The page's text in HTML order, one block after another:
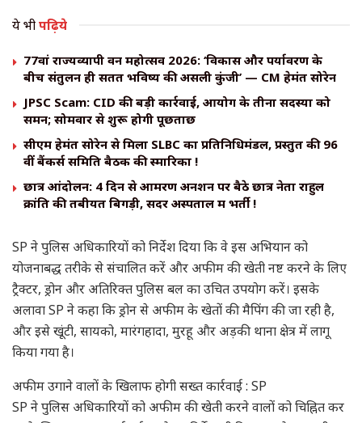
ये भीपढ़िये
77वां राज्यव्यापी वन महोत्सव 2026: ‘विकास और पर्यावरण के
बीच संतुलन ही सतत भविष्य की असली कुंजी’ — CM हेमंत सोरेन
JPSC Scam: CID की बड़ी कार्रवाई, आयोग के तीनों सदस्यों को
समन; सोमवार से शुरू होगी पूछताछ
सीएम हेमंत सोरेन से मिला SLBC का प्रतिनिधिमंडल, प्रस्तुत की 96
वीं बैंकर्स समिति बैठक की स्मारिका !
छात्र आंदोलन: 4 दिन से आमरण अनशन पर बैठे छात्र नेता राहुल
क्रांति की तबीयत बिगड़ी, सदर अस्पताल में भर्ती !
SP ने पुलिस अधिकारियों को निर्देश दिया कि वे इस अभियान को
योजनाबद्ध तरीके से संचालित करें और अफीम की खेती नष्ट करने के लिए
ट्रैक्टर, ड्रोन और अतिरिक्त पुलिस बल का उचित उपयोग करें। इसके
अलावा SP ने कहा कि ड्रोन से अफीम के खेतों की मैपिंग की जा रही है,
और इसे खूंटी, सायको, मारंगहादा, मुरहू और अड़की थाना क्षेत्र में लागू
किया गया है।
अफीम उगाने वालों के खिलाफ होगी सख्त कार्रवाई : SP
SP ने पुलिस अधिकारियों को अफीम की खेती करने वालों को चिह्नित कर